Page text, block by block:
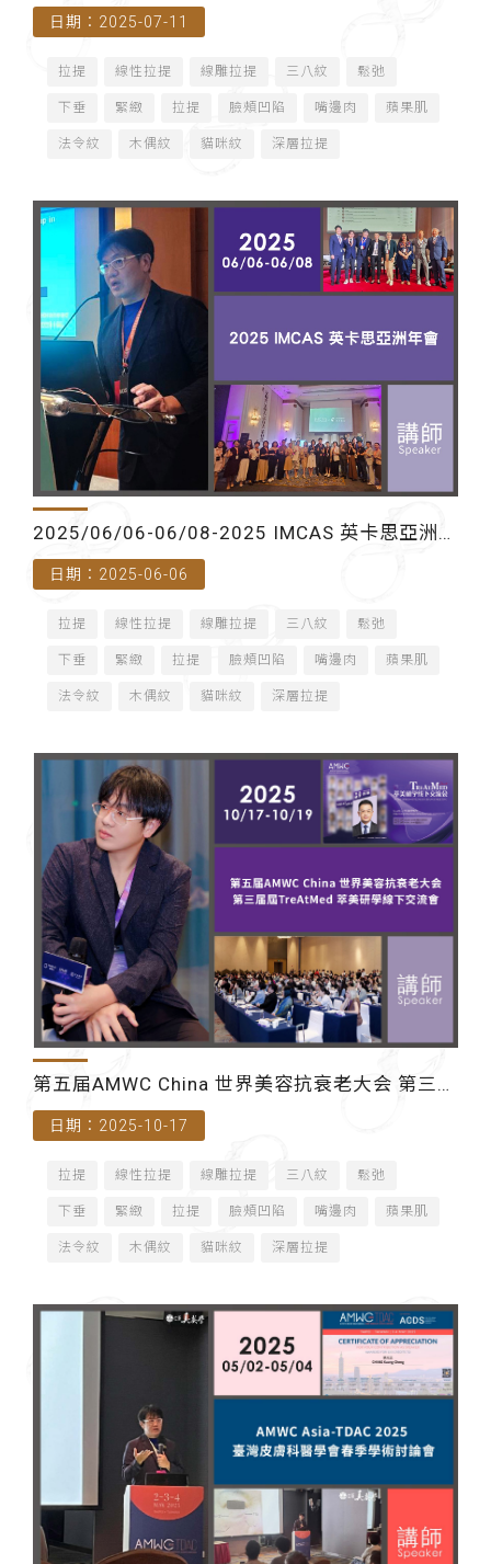
海）」講師
日期：2025-07-11
拉提 線性拉提 線雕拉提 三八紋 鬆弛
下垂 緊緻 拉提 臉頰凹陷 嘴邊肉 蘋果肌
法令紋 木偶紋 貓咪紋 深層拉提
2025/06/06-06/08-2025 IMCAS 英卡思亞洲年
會（泰國曼谷）- 講師
日期：2025-06-06
拉提 線性拉提 線雕拉提 三八紋 鬆弛
下垂 緊緻 拉提 臉頰凹陷 嘴邊肉 蘋果肌
法令紋 木偶紋 貓咪紋 深層拉提
第五届AMWC China 世界美容抗衰老大会 第三届
屆TreAtMed 萃美研學線下交流會
日期：2025-10-17
拉提 線性拉提 線雕拉提 三八紋 鬆弛
下垂 緊緻 拉提 臉頰凹陷 嘴邊肉 蘋果肌
法令紋 木偶紋 貓咪紋 深層拉提